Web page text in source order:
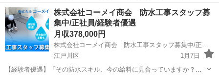
かなんでもやります 未経験も歓迎します 各種保険 各種手当 資格 寮
日払い応相談 交通費支給 正社員 専属一人親方 1人親方
東京 江戸川区 小岩駅 その他 社員募集
株式会社コーメイ商会 防水工事スタッフ募
集中/正社員/経験者優遇
月収378,000円
株式会社コーメイ商会 防水工事スタッフ募集中/正社員/経験者優遇
江戸川区
1月7日
【経験者優遇】「その防水スキル、今の給料に見合っていますか？」